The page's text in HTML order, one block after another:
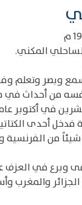
المكني.
وبصر وتعلم
من أحداث في
فدخل أحدى
من الفرنسية
وبرع في العزف
والمغرب